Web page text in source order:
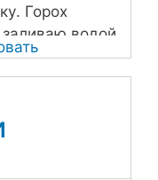
Горох
водой
5 см выше